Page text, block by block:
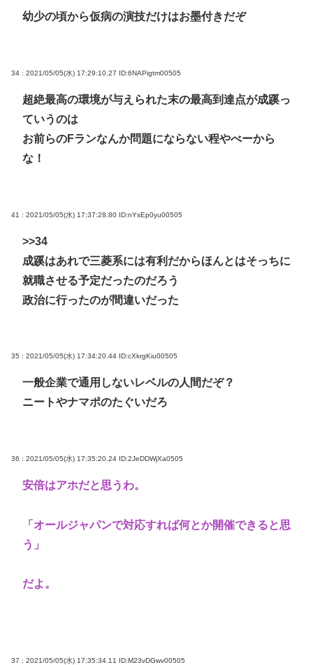
幼少の頃から仮病の演技だけはお墨付きだぞ
34 : 2021/05/05(水) 17:29:10.27 ID:6NAPigtm00505
超絶最高の環境が与えられた末の最高到達点が成蹊っ
ていうのは
お前らのFランなんか問題にならない程やべーから
な！
41 : 2021/05/05(水) 17:37:28.80 ID:nYsEp0yu00505
>>34
成蹊はあれで三菱系には有利だからほんとはそっちに
就職させる予定だったのだろう
政治に行ったのが間違いだった
35 : 2021/05/05(水) 17:34:20.44 ID:cXkrgKiu00505
一般企業で通用しないレベルの人間だぞ？
ニートやナマポのたぐいだろ
36 : 2021/05/05(水) 17:35:20.24 ID:2JeDDWjXa0505
安倍はアホだと思うわ。
「オールジャパンで対応すれば何とか開催できると思
う」
だよ。
37 : 2021/05/05(水) 17:35:34.11 ID:M23vDGwv00505